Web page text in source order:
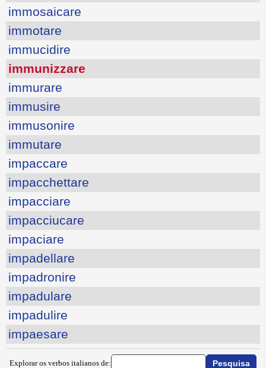
immosaicare
immotare
immucidire
immunizzare
immurare
immusire
immusonire
immutare
impaccare
impacchettare
impacciare
impacciucare
impaciare
impadellare
impadronire
impadulare
impadulire
impaesare
Explorar os verbos italianos de: